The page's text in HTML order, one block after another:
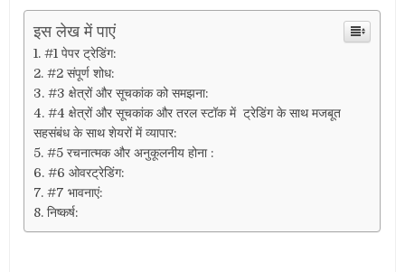
इस लेख में पाएं
#1 पेपर ट्रेडिंग:
#2 संपूर्ण शोध:
#3 क्षेत्रों और सूचकांक को समझना:
#4 क्षेत्रों और सूचकांक और तरल स्टॉक में ट्रेडिंग के साथ मजबूत
सहसंबंध के साथ शेयरों में व्यापार:
#5 रचनात्मक और अनुकूलनीय होना :
#6 ओवरट्रेडिंग:
#7 भावनाएं:
निष्कर्ष: